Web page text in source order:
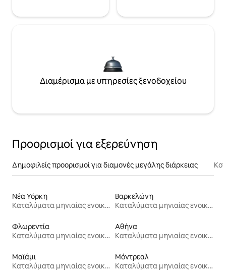
Διαμέρισμα με υπηρεσίες ξενοδοχείου
Προορισμοί για εξερεύνηση
Δημοφιλείς προορισμοί για διαμονές μεγάλης διάρκειας
Νέα Υόρκη
Καταλύματα μηνιαίας ενοικίασης
Βαρκελώνη
Καταλύματα μηνιαίας ενοικίασης
Φλωρεντία
Καταλύματα μηνιαίας ενοικίασης
Αθήνα
Καταλύματα μηνιαίας ενοικίασης
Μαϊάμι
Καταλύματα μηνιαίας ενοικίασης
Μόντρεαλ
Καταλύματα μηνιαίας ενοικίασης